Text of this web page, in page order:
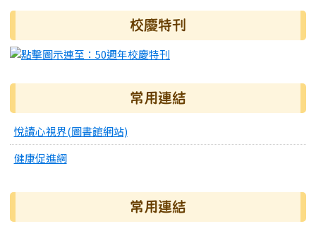
右邊區域內容 校慶特刊
常用連結
悅讀心視界(圖書館網站)
健康促進網
常用連結